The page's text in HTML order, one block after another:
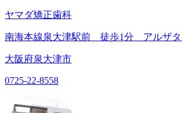
ヤマダ矯正歯科
南海本線泉大津駅前 徒歩1分 アルザ
大阪府泉大津市
0725-22-8558